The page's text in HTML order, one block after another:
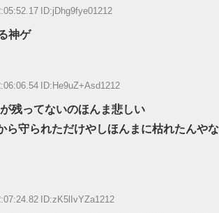
ID:jDhg9fye01212
神ゲ
ID:He9uZ+Asd1212
残ってないのほんま悲しい
ら守られただけやしほんまに枯れたんやな
ID:zK5lIvYZa1212